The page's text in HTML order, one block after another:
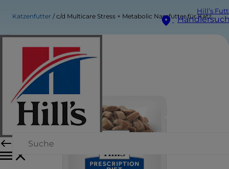
Hill’s
Katzenfutter c/d Multicare Stress + Metabolic Nassfutter für Katzen mit Huhn